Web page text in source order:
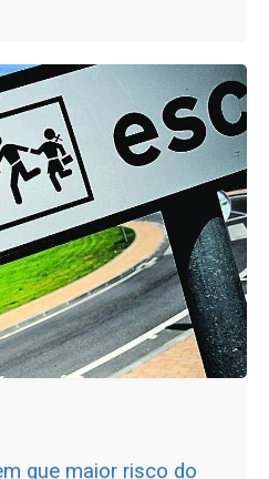
que maior risco do